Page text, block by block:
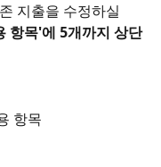
지출을 수정하실
항목'에 5개까지 상단
항목